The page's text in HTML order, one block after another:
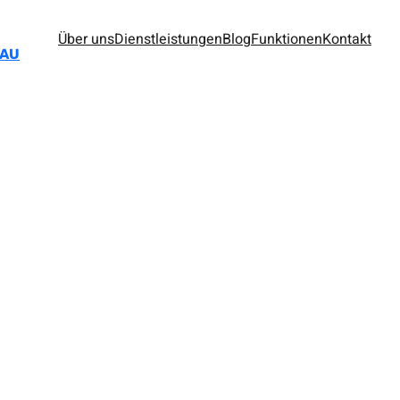
Über unsDienstleistungenBlogFunktionenKontakt